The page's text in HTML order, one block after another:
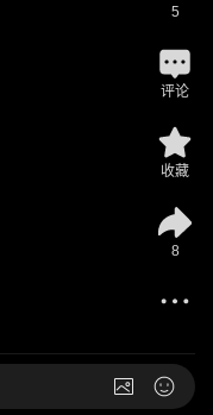
5
评论
收藏
8